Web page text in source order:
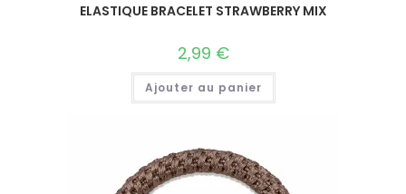
ELASTIQUE BRACELET STRAWBERRY MIX
2,99 €
Ajouter au panier